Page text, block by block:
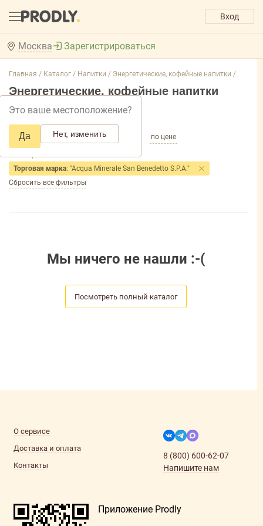
Вход
Москва
Это ваше местоположение?
Да Нет, изменить
Зарегистрироваться
Главная / Каталог / Напитки / Энергетические, кофейные напитки /
Энергетические, кофейные напитки
Добавить фильтр товаров
по популярности по названию по цене
Торговая марка: "Acqua Minerale San Benedetto S.P.A."
Сбросить все фильтры
Мы ничего не нашли :-(
Посмотреть полный каталог
О сервисе
Доставка и оплата
Контакты
8 (800) 600-62-07
Напишите нам
Приложение Prodly